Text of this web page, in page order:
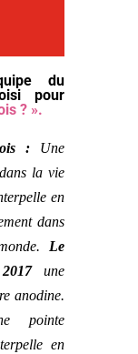
du
pour
? ».
: Une
la vie
en
dans
Le
une
anodine.
pointe
en